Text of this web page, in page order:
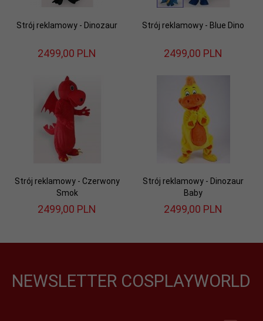
Strój reklamowy - Dinozaur
2499,00 PLN
Strój reklamowy - Blue Dino
2499,00 PLN
Strój reklamowy - Czerwony
Smok
2499,00 PLN
Strój reklamowy - Dinozaur
Baby
2499,00 PLN
NEWSLETTER COSPLAYWORLD